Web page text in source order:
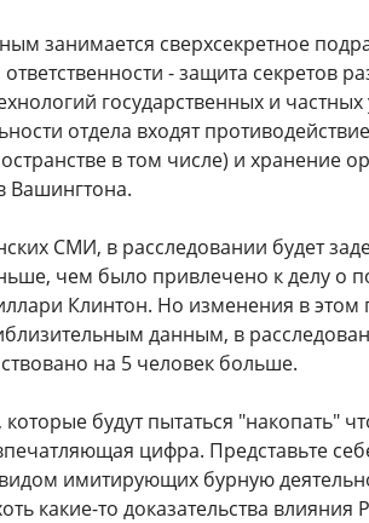
занимается сверхсекретное
- защита секретов
государственных и
отдела входят
в том числе) и хранение
Вашингтона.
СМИ, в расследовании будет
чем было привлечено к делу о
Клинтон. Но изменения в этом
данным, в
на 5 человек больше.
будут пытаться "накопать"
цифра. Представьте
имитирующих бурную
какие-то доказательства влияния